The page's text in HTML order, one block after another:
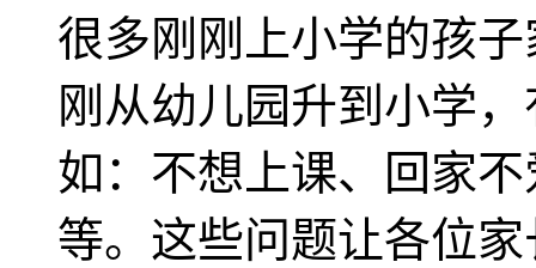
很多刚刚上小学的孩
刚从幼儿园升到小学
如：不想上课、回家
等。这些问题让各位